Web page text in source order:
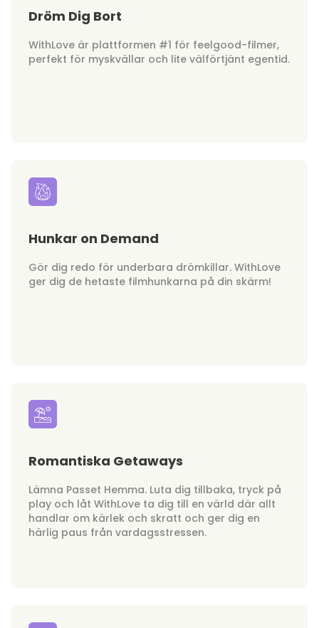
Dröm Dig Bort
WithLove är plattformen #1 för feelgood-filmer,
perfekt för myskvällar och lite välförtjänt egentid.
Hunkar on Demand
Gör dig redo för underbara drömkillar. WithLove
ger dig de hetaste filmhunkarna på din skärm!
Romantiska Getaways
Lämna Passet Hemma. Luta dig tillbaka, tryck på
play och låt WithLove ta dig till en värld där allt
handlar om kärlek och skratt och ger dig en
härlig paus från vardagsstressen.